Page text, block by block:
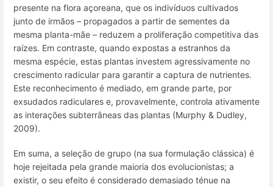
presente na flora açoreana, que os indivíduos cultivados
junto de irmãos – propagados a partir de sementes da
mesma planta-mãe – reduzem a proliferação competitiva das
raízes. Em contraste, quando expostas a estranhos da
mesma espécie, estas plantas investem agressivamente no
crescimento radicular para garantir a captura de nutrientes.
Este reconhecimento é mediado, em grande parte, por
exsudados radiculares e, provavelmente, controla ativamente
as interações subterrâneas das plantas (Murphy & Dudley,
2009).
Em suma, a seleção de grupo (na sua formulação clássica) é
hoje rejeitada pela grande maioria dos evolucionistas; a
existir, o seu efeito é considerado demasiado ténue na